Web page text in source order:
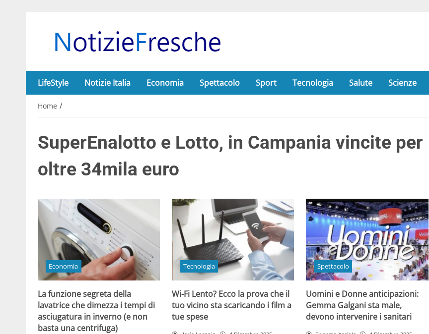
LifeStyle Notizie Italia Economia Spettacolo Sport Tecnologia Salute Scienze
Home /
SuperEnalotto e Lotto, in Campania vincite per
oltre 34mila euro
Economia
La funzione segreta della
lavatrice che dimezza i tempi di
asciugatura in inverno (e non
basta una centrifuga)
Tecnologia
Wi-Fi Lento? Ecco la prova che il
tuo vicino sta scaricando i film a
tue spese
Spettacolo
Uomini e Donne anticipazioni:
Gemma Galgani sta male,
devono intervenire i sanitari